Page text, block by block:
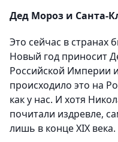
Дед Мороз и Санта-
Это сейчас в странах
Новый год приносит
Российской Империи
происходило это на
как у нас. И хотя
почитали издревле,
лишь в конце XIX века.